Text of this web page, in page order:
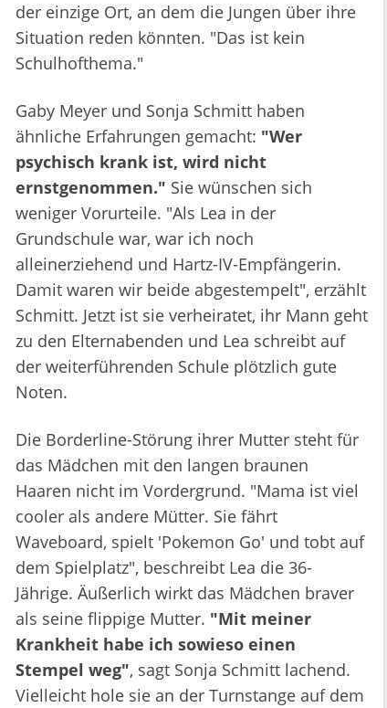
der einzige Ort, an dem die Jungen über ihre
Situation reden könnten. "Das ist kein
Schulhofthema."
Gaby Meyer und Sonja Schmitt haben
ähnliche Erfahrungen gemacht: "Wer
psychisch krank ist, wird nicht
ernstgenommen." Sie wünschen sich
weniger Vorurteile. "Als Lea in der
Grundschule war, war ich noch
alleinerziehend und Hartz-IV-Empfängerin.
Damit waren wir beide abgestempelt", erzählt
Schmitt. Jetzt ist sie verheiratet, ihr Mann geht
zu den Elternabenden und Lea schreibt auf
der weiterführenden Schule plötzlich gute
Noten.
Die Borderline-Störung ihrer Mutter steht für
das Mädchen mit den langen braunen
Haaren nicht im Vordergrund. "Mama ist viel
cooler als andere Mütter. Sie fährt
Waveboard, spielt 'Pokemon Go' und tobt auf
dem Spielplatz", beschreibt Lea die 36-
Jährige. Äußerlich wirkt das Mädchen braver
als seine flippige Mutter. "Mit meiner
Krankheit habe ich sowieso einen
Stempel weg", sagt Sonja Schmitt lachend.
Vielleicht hole sie an der Turnstange auf dem